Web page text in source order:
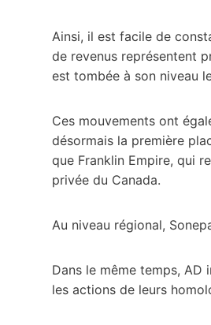
Ainsi, il est facile de
de revenus représentent
est tombée à son niveau
Ces mouvements ont
désormais la première
que Franklin Empire, qui
privée du Canada.
Au niveau régional,
Dans le même temps, AD
les actions de leurs